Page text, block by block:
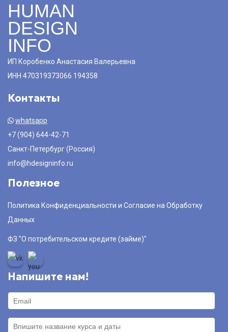
HUMAN
DESIGN
INFO
ИП Коробенко Анастасия Валерьевна
ИНН 470319373066 194358
Контакты
whatsapp
+7 (904) 644-42-71
Санкт-Петербург (Россия)
info@hdesigninfo.ru
Полезное
Политика Конфиденциальности и Согласие на Обработку
Данных
ФЗ "О потребительском кредите (займе)"
Напишите нам!